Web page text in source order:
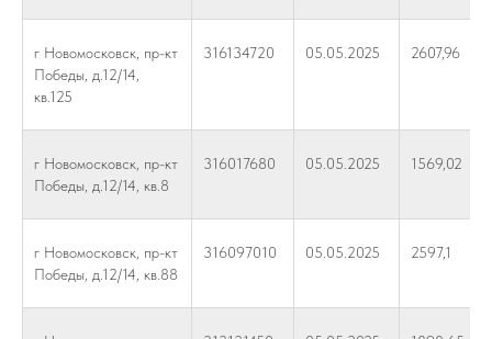
г Новомосковск, пр-кт
Победы, д.12/14,
кв.125
316134720 05.05.2025 2607,96
г Новомосковск, пр-кт
Победы, д.12/14, кв.8
316017680 05.05.2025 1569,02
г Новомосковск, пр-кт
Победы, д.12/14, кв.88
316097010 05.05.2025 2597,1